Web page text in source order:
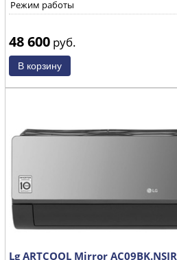
Режим работы
48 600 руб.
Lg ARTCOOL Mirror AC09BK.NSJR